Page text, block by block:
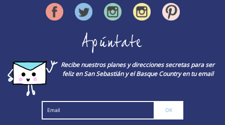
Apúntate
Recibe nuestros planes y direcciones secretas para ser
feliz en San Sebastián y el Basque Country en tu email